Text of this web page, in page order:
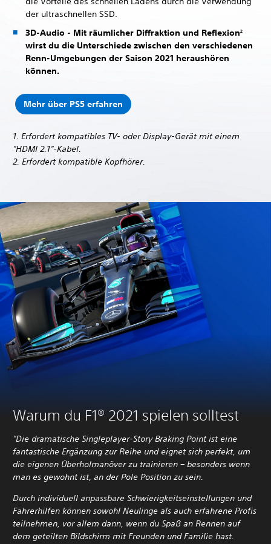
der ultraschnellen SSD.
3D-Audio - Mit räumlicher Diffraktion und Reflexion2
wirst du die Unterschiede zwischen den verschiedenen
Renn-Umgebungen der Saison 2021 heraushören
können.
Mehr über PS5 erfahren
1. Erfordert kompatibles TV- oder Display-Gerät mit einem
"HDMI 2.1"-Kabel.
2. Erfordert kompatible Kopfhörer.
Warum du F1® 2021 spielen solltest
"Die dramatische Singleplayer-Story Braking Point ist eine
fantastische Ergänzung zur Reihe und eignet sich perfekt, um
die eigenen Überholmanöver zu trainieren – besonders wenn
man es gewohnt ist, an der Pole Position zu sein.
Durch individuell anpassbare Schwierigkeitseinstellungen und
Fahrerhilfen können sowohl Neulinge als auch erfahrene Profis
teilnehmen, vor allem dann, wenn du Spaß an Rennen auf
dem geteilten Bildschirm mit Freunden und Familie hast.